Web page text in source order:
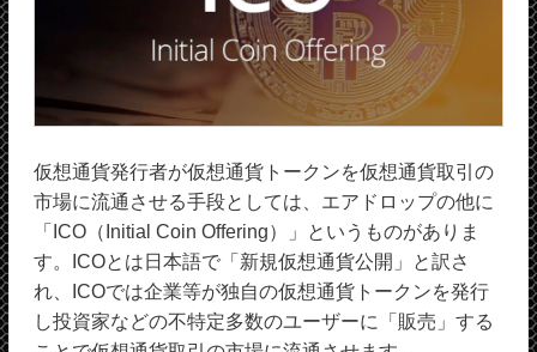
仮想通貨発行者が仮想通貨トークンを仮想通貨取引の
市場に流通させる手段としては、エアドロップの他に
「ICO（Initial Coin Offering）」というものがありま
す。ICOとは日本語で「新規仮想通貨公開」と訳さ
れ、ICOでは企業等が独自の仮想通貨トークンを発行
し投資家などの不特定多数のユーザーに「販売」する